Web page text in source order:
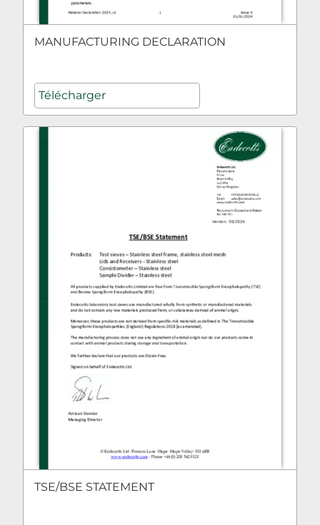
MANUFACTURING DECLARATION
Télécharger
TSE/BSE STATEMENT